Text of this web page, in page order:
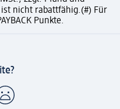
nicht rabattfähig.(#) Für
Punkte.